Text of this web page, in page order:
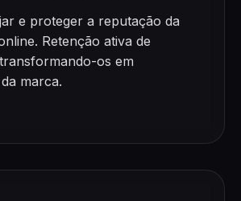
e proteger a reputação da
Retenção ativa de
os em
marca.